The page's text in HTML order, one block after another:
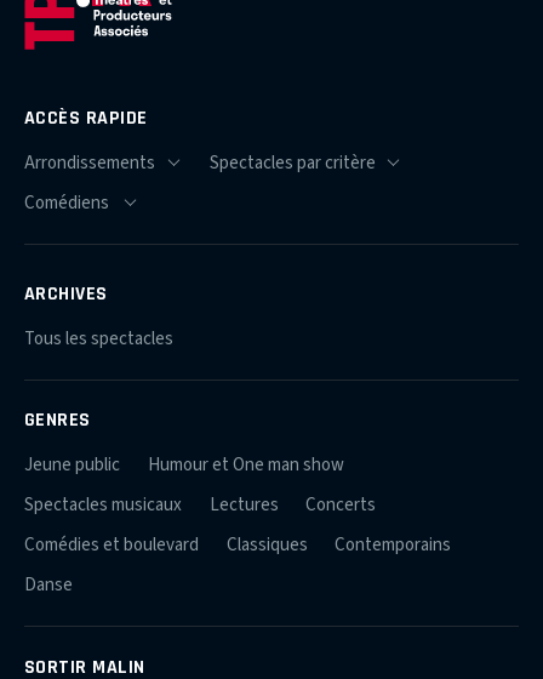
ACCÈS RAPIDE
ARCHIVES
Tous les spectacles
GENRES
Jeune public
Humour et One man show
Spectacles musicaux
Lectures
Concerts
Comédies et boulevard
Classiques
Contemporains
Danse
SORTIR MALIN